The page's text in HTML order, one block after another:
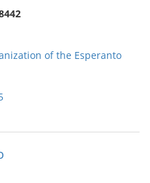
of the Esperanto